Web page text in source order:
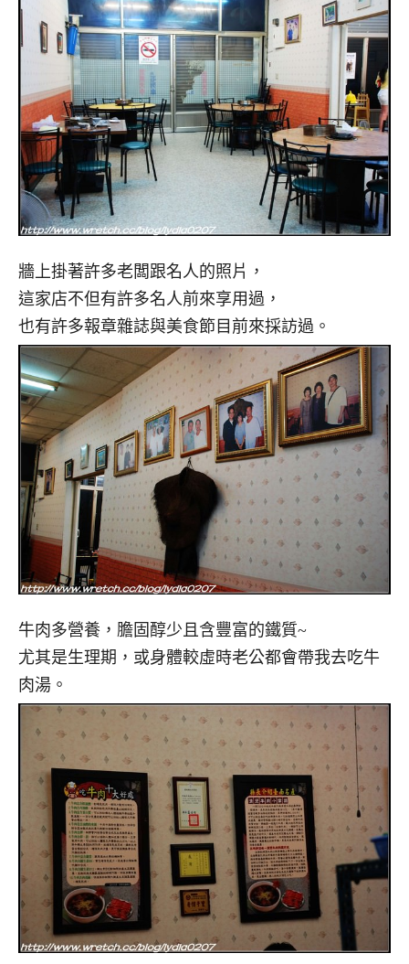
牆上掛著許多老闆跟名人的照片，
這家店不但有許多名人前來享用過，
也有許多報章雜誌與美食節目前來採訪過。
牛肉多營養，膽固醇少且含豐富的鐵質~
尤其是生理期，或身體較虛時老公都會帶我去吃牛
肉湯。